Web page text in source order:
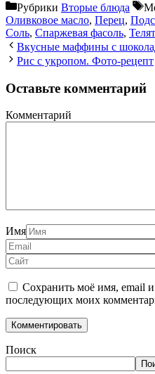
Рубрики Вторые блюда
Оливковое масло, Перец,
Соль, Спаржевая фасоль,
Вкусные маффины с
Рис с укропом. Фото-рецепт
Оставьте комментарий
Комментарий
Имя
Сохранить моё имя, email и
последующих моих
Поиск